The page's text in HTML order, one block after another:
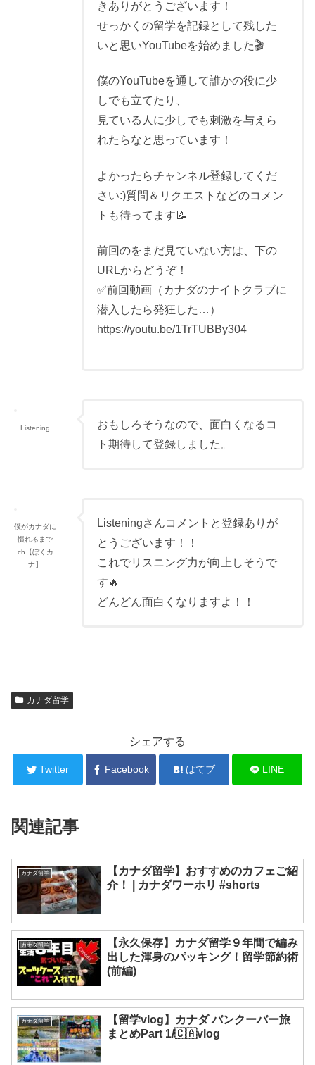
きありがとうございます！
せっかくの留学を記録として残した
いと思いYouTubeを始めました🎬
僕のYouTubeを通して誰かの役に少
しでも立てたり、
見ている人に少しでも刺激を与えら
れたらなと思っています！
よかったらチャンネル登録してくだ
さい:)質問＆リクエストなどのコメン
トも待ってます📝
前回のをまだ見ていない方は、下の
URLからどうぞ！
✅前回動画（カナダのナイトクラブに
潜入したら発狂した…）
https://youtu.be/1TrTUBBy304
Listening
おもしろそうなので、面白くなるコ
ト期待して登録しました。
僕がカナダに
慣れるまで
ch【ぼくカ
ナ】
Listeningさんコメントと登録ありが
とうございます！！
これでリスニング力が向上しそうで
す🔥
どんどん面白くなりますよ！！
カナダ留学
シェアする
Twitter Facebook はてブ LINE
関連記事
カナダ留学
【カナダ留学】おすすめのカフェご紹
介！ | カナダワーホリ #shorts
カナダ留学
【永久保存】カナダ留学９年間で編み
出した渾身のパッキング！留学節約術
(前編)
カナダ留学
【留学vlog】カナダ バンクーバー旅
まとめPart 1/🇨🇦vlog